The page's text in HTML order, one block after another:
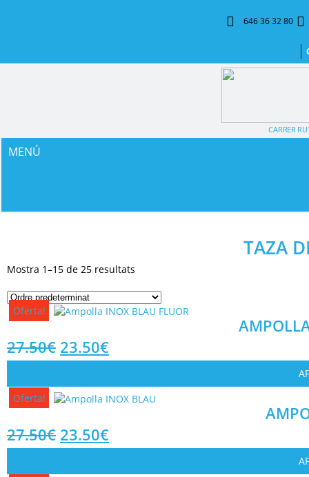
646 36 32 80
CARRER
MENÚ
TAZA
Mostra 1–15 de 25 resultats
Oferta!
27.50€ 23.50€
Oferta!
27.50€ 23.50€